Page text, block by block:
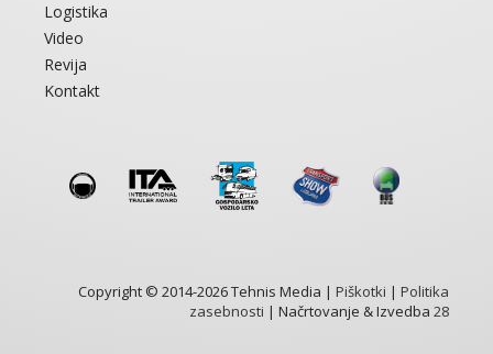
Logistika
Video
Revija
Kontakt
Copyright © 2014-2026 Tehnis Media | Piškotki | Politika
zasebnosti | Načrtovanje & Izvedba 28